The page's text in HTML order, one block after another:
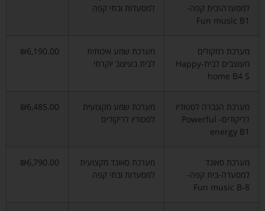
למסעדה\בית קפה-
Fun music B1
למסעדות ובתי קפה
מערכת רמקולים
מעוצבים לבית-Happy
home B4 S
מערכת שמע איכותית
לבית בעיצוב יוקרתי
₪6,190.00
מערכת הגברה לסטודיו
לריקודים- Powerful
energy B1
מערכת שמע מקצועית
לסטודיו לריקודים
₪6,485.00
מערכת סאונד
למסעדה-בית קפה-
Fun music B-8
מערכת סאונד מקצועית
למסעדות ובתי קפה
₪6,790.00